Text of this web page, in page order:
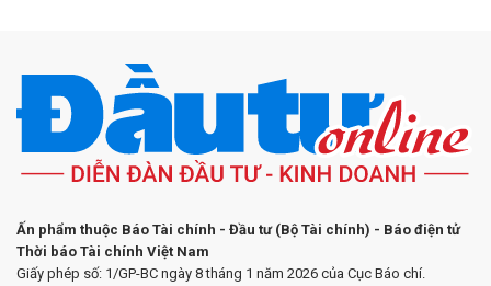
Ấn phẩm thuộc Báo Tài chính - Đầu tư (Bộ Tài chính) - Báo điện tử
Thời báo Tài chính Việt Nam
Giấy phép số: 1/GP-BC ngày 8 tháng 1 năm 2026 của Cục Báo chí.